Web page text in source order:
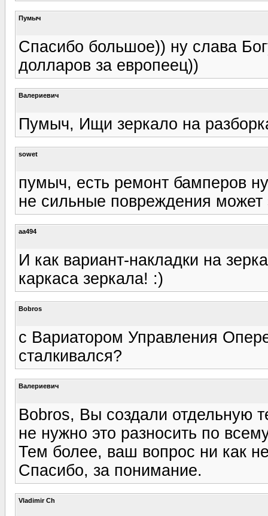
Пумыч
Спасибо большое)) ну слава
долларов за европеец))
Валериевич
Пумыч, Ищи зеркало на
sowet
пумыч, есть ремонт бамперов
не сильные повреждения может
aa494
И как вариант-накладки на
каркаса зеркала! :)
Bobros
с Вариатором Управления
сталкивался?
Валериевич
Bobros, Вы создали отдельную
не нужно это разносить по
Тем более, ваш вопрос ни как
Спасибо, за понимание.
Vladimir Ch